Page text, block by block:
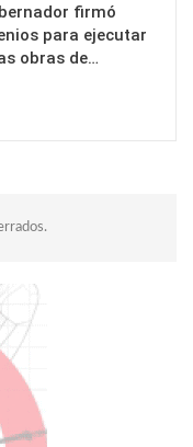
firmó
para ejecutar
obras de…